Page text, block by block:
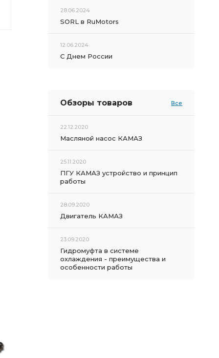
28.06.2024
SORL в RuMotors
12.06.2024
С Днем России
Обзоры товаров Все
22.12.2020
Масляной насос КАМАЗ
25.11.2020
ПГУ КАМАЗ устройство и принцип
работы
28.09.2020
Двигатель КАМАЗ
23.09.2020
Гидромуфта в системе
охлаждения - преимущества и
особенности работы